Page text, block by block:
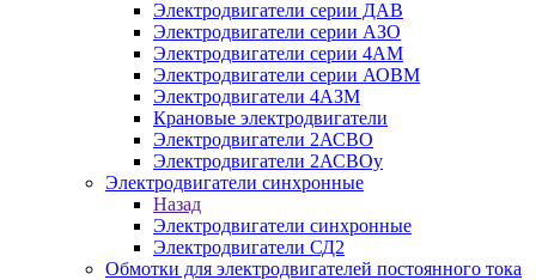
Электродвигатели серии ДАВ
Электродвигатели серии АЗО
Электродвигатели серии 4АМ
Электродвигатели серии АОВМ
Электродвигатели 4АЗМ
Крановые электродвигатели
Электродвигатели 2АСВО
Электродвигатели 2АСВОу
Электродвигатели синхронные
Назад
Электродвигатели синхронные
Электродвигатели СД2
Обмотки для электродвигателей постоянного тока